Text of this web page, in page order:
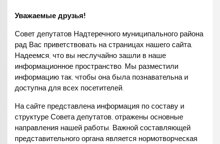
Уважаемые друзья!
Совет депутатов Надтеречного муниципального района
рад Вас приветствовать на страницах нашего сайта.
Надеемся, что вы неслучайно зашли в наше
информационное пространство. Мы разместили
информацию так, чтобы она была познавательна и
доступна для всех посетителей.
На сайте представлена информация по составу и
структуре Совета депутатов, отражены основные
направления нашей работы. Важной составляющей
представительного органа является нормотворческая